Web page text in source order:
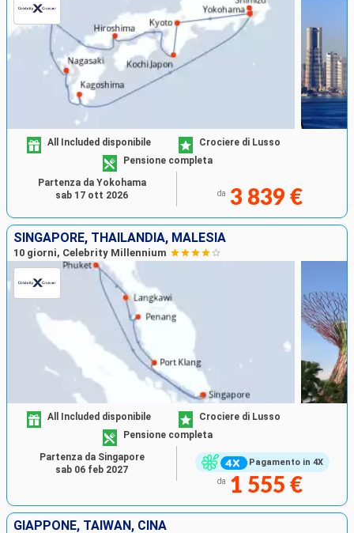
All Included disponibile
Crociere di Lusso
Pensione completa
da 3 839 €
Partenza da Yokohama
sab 17 ott 2026
SINGAPORE, THAILANDIA, MALESIA
10 giorni, Celebrity Millennium
Pagamento in 4X
All Included disponibile
Crociere di Lusso
Pensione completa
da 1 555 €
Partenza da Singapore
sab 06 feb 2027
GIAPPONE, TAIWAN, CINA